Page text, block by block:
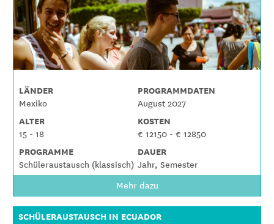
LÄNDER PROGRAMMDATEN
Mexiko August 2027
ALTER KOSTEN
15 - 18 € 12150 - € 12850
PROGRAMME DAUER
Schüleraustausch (klassisch) Jahr, Semester
Mehr dazu
SCHÜLERAUSTAUSCH IN ECUADOR